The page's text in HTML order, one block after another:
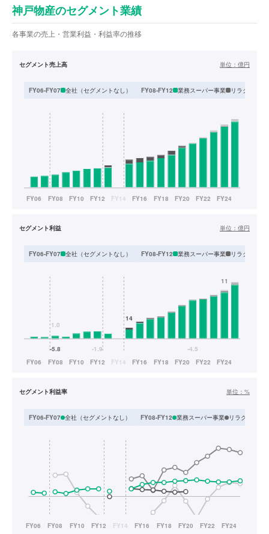
神戸物産のセグメント業績
各事業の売上・営業利益・利益率の推移
セグメント売上高 単位： 億円
FY06-FY07 全社（セグメントなし） FY08-FY12 業務スーパー事業 リラクゼー
セグメント利益 単位： 億円
FY06-FY07 全社（セグメントなし） FY08-FY12 業務スーパー事業 リラクゼー
セグメント利益率 単位： %
FY06-FY07 全社（セグメントなし） FY08-FY12 業務スーパー事業 リラクゼーシ